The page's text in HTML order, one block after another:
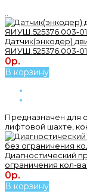
Датчик(энкодер)
ЯИУШ.525376.003-
0р.
В корзину
Предназначен для
лифтовой шахте,
Диагностический
ограничения кол-ва
0р.
В корзину